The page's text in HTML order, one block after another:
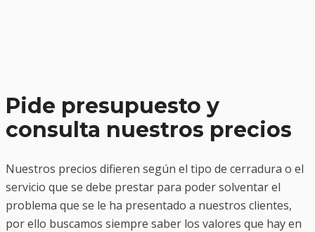
Pide presupuesto y
consulta nuestros precios
Nuestros precios difieren según el tipo de cerradura o el
servicio que se debe prestar para poder solventar el
problema que se le ha presentado a nuestros clientes,
por ello buscamos siempre saber los valores que hay en